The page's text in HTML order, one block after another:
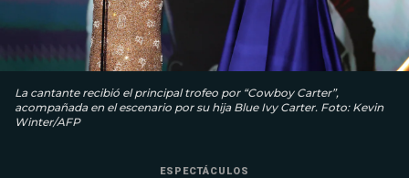
La cantante recibió el principal trofeo por “Cowboy Carter”,
acompañada en el escenario por su hija Blue Ivy Carter. Foto: Kevin
Winter/AFP
ESPECTÁCULOS